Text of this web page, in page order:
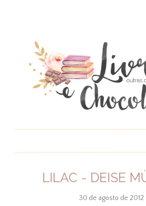
LILAC - DEISE
30 de agosto de 2012